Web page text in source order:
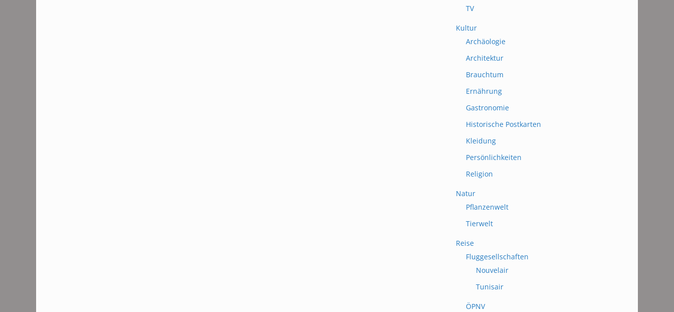
TV
Kultur
Archäologie
Architektur
Brauchtum
Ernährung
Gastronomie
Historische Postkarten
Kleidung
Persönlichkeiten
Religion
Natur
Pflanzenwelt
Tierwelt
Reise
Fluggesellschaften
Nouvelair
Tunisair
ÖPNV